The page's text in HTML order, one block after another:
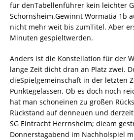
für denTabellenführer kein leichter
Schornsheim.Gewinnt Wormatia 1b
nicht mehr weit bis zumTitel. Aber
Minuten gespieltwerden.
Anders ist die Konstellation für der
lange Zeit dicht dran an Platz zwei.
dieSpielgemeinschaft in der letzten
Punktegelassen. Ob es doch noch
hat man schoneinen zu großen
Rückstand auf denneuen und
SG Eintracht Herrnsheim; dieam
Donnerstagabend im Nachholspiel